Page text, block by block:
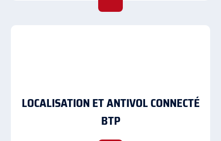
LOCALISATION ET ANTIVOL CONNECTÉ
BTP